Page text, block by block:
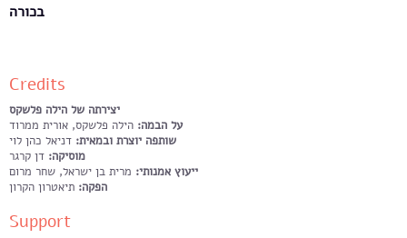
Credits
יצירתה של הילה פלשקס
על הבמה: הילה פלשקס, אורית ממרוד
שותפה יוצרת ובמאית: דניאל כהן לוי
מוסיקה: דן קרגר
ייעוץ אמנותי: מרית בן ישראל, שחר מרום
הפקה: תיאטרון הקרון
Support